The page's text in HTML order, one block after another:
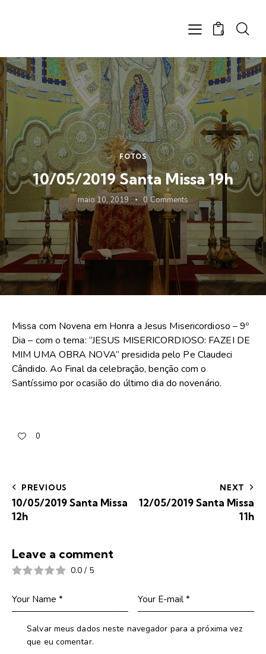
0
FOTOS
10/05/2019 Santa Missa 19h
maio 10, 2019 0 Comments
Missa com Novena em Honra a Jesus Misericordioso – 9º
Dia – com o tema: “JESUS MISERICORDIOSO: FAZEI DE
MIM UMA OBRA NOVA” presidida pelo Pe Claudeci
Cândido. Ao Final da celebração, benção com o
Santíssimo por ocasião do último dia do novenário.
0
PREVIOUS
10/05/2019 Santa Missa
12h
NEXT
12/05/2019 Santa Missa
11h
Leave a comment
0.0 / 5
Salvar meus dados neste navegador para a próxima vez
que eu comentar.